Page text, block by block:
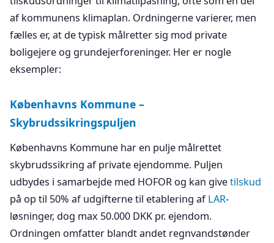
af kommunens klimaplan. Ordningerne varierer, men
fælles er, at de typisk målretter sig mod private
boligejere og grundejerforeninger. Her er nogle
eksempler:
Københavns Kommune –
Skybrudssikringspuljen
Københavns Kommune har en pulje målrettet
skybrudssikring af private ejendomme. Puljen
udbydes i samarbejde med HOFOR og kan givetilskud
på op til 50% af udgifterne til etablering afLAR-
løsninger, dog max 50.000 DKK pr. ejendom.
Ordningen omfatter blandt andet regnvandstønder